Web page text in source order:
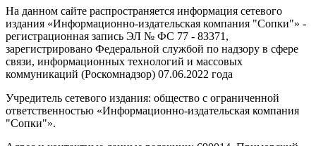
На данном сайте распространяется информация сетевого
издания «Информационно-издательская компания "Сопки"» -
регистрационная запись ЭЛ № ФС 77 - 83371,
зарегистрировано Федеральной службой по надзору в сфере
связи, информационных технологий и массовых
коммуникаций (Роскомнадзор) 07.06.2022 года
Учредитель сетевого издания: общество с ограниченной
ответственностью «Информационно-издательская компания
"Сопки"».